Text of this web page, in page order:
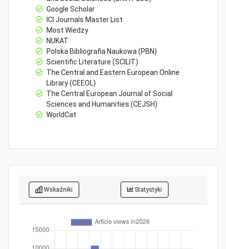
Google Scholar
ICI Journals Master List
Most Wiedzy
NUKAT
Polska Bibliografia Naukowa (PBN)
Scientific Literature (SCILIT)
The Central and Eastern European Online
Library (CEEOL)
The Central European Journal of Social
Sciences and Humanities (CEJSH)
WorldCat
Wskaźniki Statystyki